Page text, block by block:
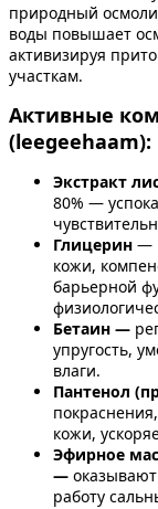
природный
воды повышает
активизируя
участкам.
Активные
(leegeehaam):
Экстракт
80% —
Глицерин —
кожи,
барьерной
Бетаин —
упругость,
влаги.
Пантенол
кожи,
Эфирное
—
работу